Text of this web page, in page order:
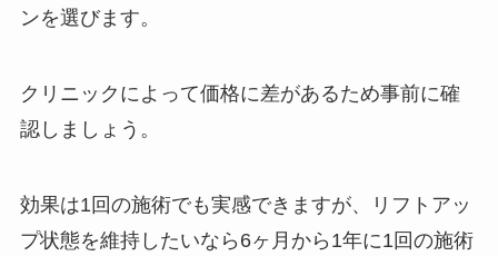
ンを選びます。
クリニックによって価格に差があるため事前に確
認しましょう。
効果は1回の施術でも実感できますが、リフトアッ
プ状態を維持したいなら6ヶ月から1年に1回の施術